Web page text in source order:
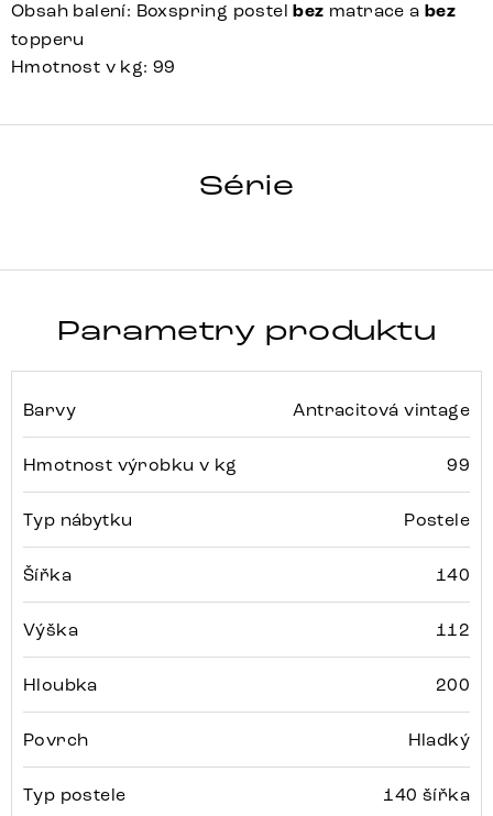
Obsah balení: Boxspring postelbez matrace abez
topperu
Hmotnost v kg: 99
Série
Parametry produktu
Barvy Antracitová vintage
Hmotnost výrobku v kg 99
Typ nábytku Postele
Šířka 140
Výška 112
Hloubka 200
Povrch Hladký
Typ postele 140 šířka